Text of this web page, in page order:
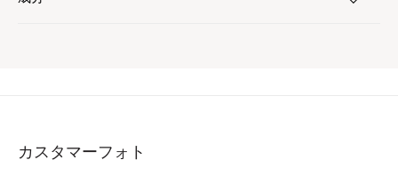
カスタマーフォト